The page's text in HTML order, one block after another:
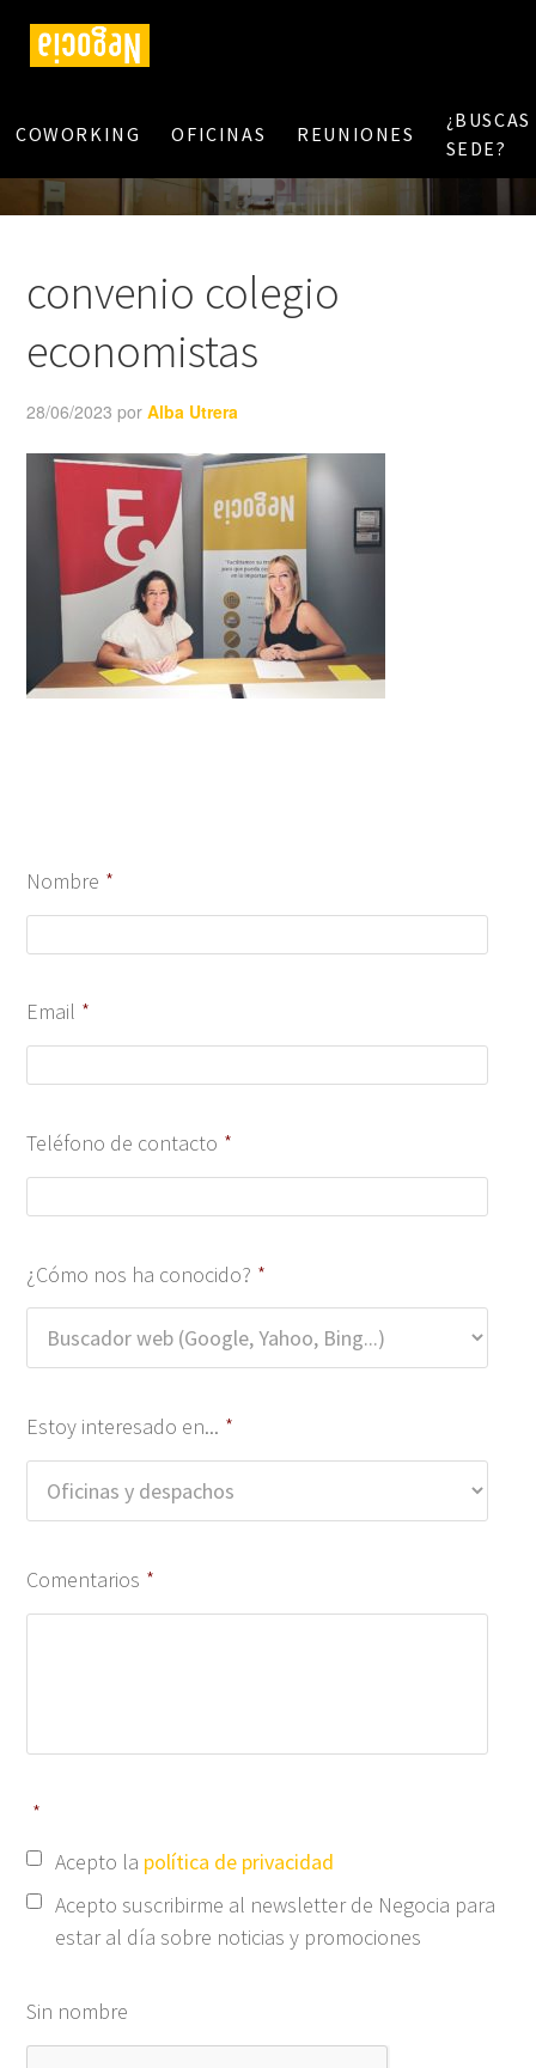
COWORKING OFICINAS REUNIONES
¿BUSCAS
SEDE?
convenio colegio
economistas
28/06/2023 porAlba Utrera
Nombre *
Email *
Teléfono de contacto *
¿Cómo nos ha conocido? *
Estoy interesado en... *
Comentarios *
*
Acepto la política de privacidad
Acepto suscribirme al newsletter de Negocia para
estar al día sobre noticias y promociones
Sin nombre